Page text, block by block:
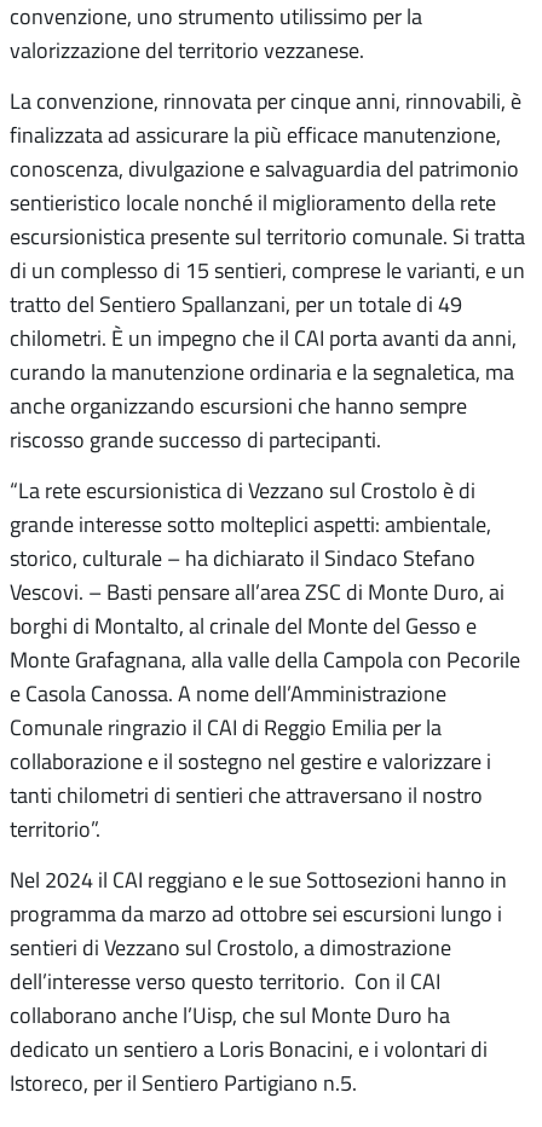
convenzione, uno strumento utilissimo per la
valorizzazione del territorio vezzanese.
La convenzione, rinnovata per cinque anni, rinnovabili, è
finalizzata ad assicurare la più efficace manutenzione,
conoscenza, divulgazione e salvaguardia del patrimonio
sentieristico locale nonché il miglioramento della rete
escursionistica presente sul territorio comunale. Si tratta
di un complesso di 15 sentieri, comprese le varianti, e un
tratto del Sentiero Spallanzani, per un totale di 49
chilometri. È un impegno che il CAI porta avanti da anni,
curando la manutenzione ordinaria e la segnaletica, ma
anche organizzando escursioni che hanno sempre
riscosso grande successo di partecipanti.
“La rete escursionistica di Vezzano sul Crostolo è di
grande interesse sotto molteplici aspetti: ambientale,
storico, culturale – ha dichiarato il Sindaco Stefano
Vescovi. – Basti pensare all’area ZSC di Monte Duro, ai
borghi di Montalto, al crinale del Monte del Gesso e
Monte Grafagnana, alla valle della Campola con Pecorile
e Casola Canossa. A nome dell’Amministrazione
Comunale ringrazio il CAI di Reggio Emilia per la
collaborazione e il sostegno nel gestire e valorizzare i
tanti chilometri di sentieri che attraversano il nostro
territorio”.
Nel 2024 il CAI reggiano e le sue Sottosezioni hanno in
programma da marzo ad ottobre sei escursioni lungo i
sentieri di Vezzano sul Crostolo, a dimostrazione
dell’interesse verso questo territorio. Con il CAI
collaborano anche l’Uisp, che sul Monte Duro ha
dedicato un sentiero a Loris Bonacini, e i volontari di
Istoreco, per il Sentiero Partigiano n.5.